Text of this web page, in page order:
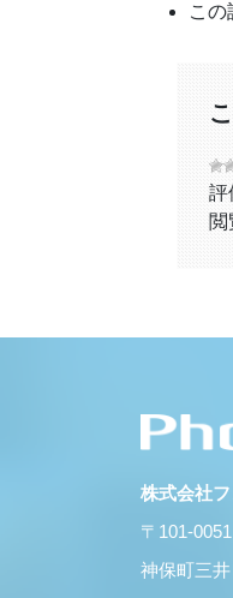
この
評
閲
株式会社
〒101-
神保町三